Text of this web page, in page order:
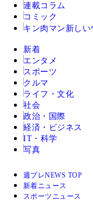
連載コラム
コミック
キン肉マン 新しい
新着
エンタメ
スポーツ
クルマ
ライフ・文化
社会
政治・国際
経済・ビジネス
IT・科学
写真
週プレNEWS TOP
新着ニュース
スポーツニュース